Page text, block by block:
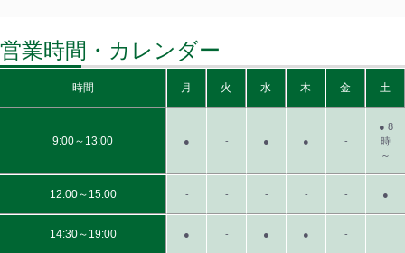
営業時間・カレンダー
時間 月 火 水 木 金 土
9:00～13:00 ● - ● ● -
● 8
時
～
12:00～15:00 - - - - - ●
14:30～19:00 ● - ● ● -